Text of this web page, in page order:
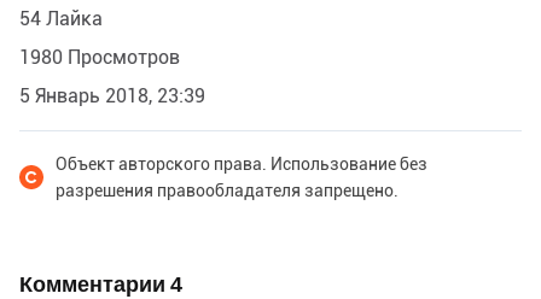
54 Лайка
1980 Просмотров
5 Январь 2018, 23:39
Объект авторского права. Использование без
разрешения правообладателя запрещено.
Комментарии 4